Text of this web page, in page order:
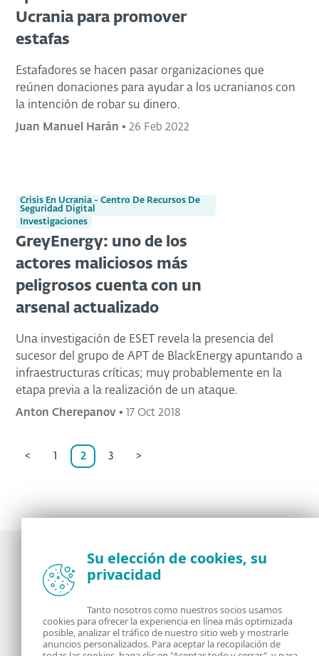
Ucrania para promover
estafas
Estafadores se hacen pasar organizaciones que
reúnen donaciones para ayudar a los ucranianos con
la intención de robar su dinero.
Juan Manuel Harán • 26 Feb 2022
Crisis En Ucrania - Centro De Recursos De
Seguridad Digital
Investigaciones
GreyEnergy: uno de los
actores maliciosos más
peligrosos cuenta con un
arsenal actualizado
Una investigación de ESET revela la presencia del
sucesor del grupo de APT de BlackEnergy apuntando a
infraestructuras críticas; muy probablemente en la
etapa previa a la realización de un ataque.
Anton Cherepanov • 17 Oct 2018
< 1 2 3 >
Noticias, opiniones y análisis de la comunidad de
seguridad de ESET
Acerca de RSS Feed
Su elección de cookies, su
privacidad
Tanto nosotros como nuestros socios usamos
cookies para ofrecer la experiencia en línea más optimizada
posible, analizar el tráfico de nuestro sitio web y mostrarle
anuncios personalizados. Para aceptar la recopilación de